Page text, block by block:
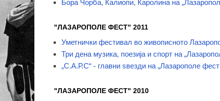
Бора Чорба, Калиопи, Каролина на
"ЛАЗАРОПОЛЕ ФЕСТ" 2011
Уметнички фестивал во живописното
Три дена музика, поезија и спорт на
„С.А.Р.С“ - главни ѕвезди на „Лазарополе фест
"ЛАЗАРОПОЛЕ ФЕСТ" 2010